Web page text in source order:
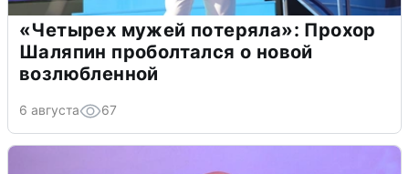
«Четырех мужей потеряла»: Прохор
Шаляпин проболтался о новой
возлюбленной
6 августа 67